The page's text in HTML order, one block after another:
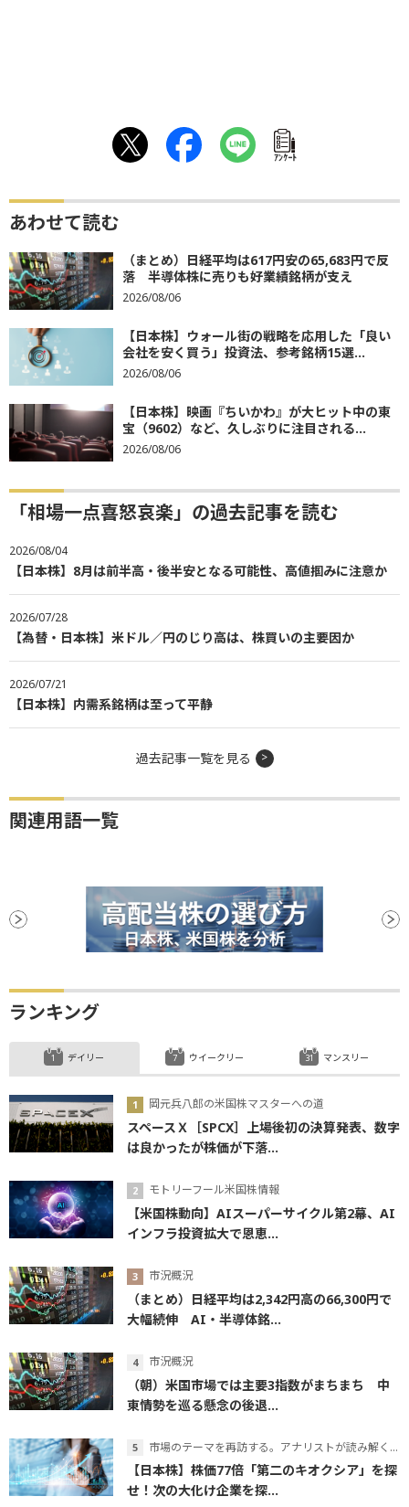
ｱﾝｹｰﾄ
あわせて読む
（まとめ）日経平均は617円安の65,683円で反
落 半導体株に売りも好業績銘柄が支え
2026/08/06
【日本株】ウォール街の戦略を応用した「良い
会社を安く買う」投資法、参考銘柄15選...
2026/08/06
【日本株】映画『ちいかわ』が大ヒット中の東
宝（9602）など、久しぶりに注目される...
2026/08/06
「相場一点喜怒哀楽」の過去記事を読む
2026/08/04
【日本株】8月は前半高・後半安となる可能性、高値掴みに注意か
2026/07/28
【為替・日本株】米ドル／円のじり高は、株買いの主要因か
2026/07/21
【日本株】内需系銘柄は至って平静
過去記事一覧を見る
関連用語一覧
ランキング
デイリー
岡元兵八郎の米国株マスターへの道
スペースＸ［SPCX］上場後初の決算発表、数字
は良かったが株価が下落...
モトリーフール米国株情報
【米国株動向】AIスーパーサイクル第2幕、AI
インフラ投資拡大で恩恵...
市況概況
（まとめ）日経平均は2,342円高の66,300円で
大幅続伸 AI・半導体銘...
市況概況
（朝）米国市場では主要3指数がまちまち 中
東情勢を巡る懸念の後退...
市場のテーマを再訪する。アナリストが読み解くテーマの本質
【日本株】株価77倍「第二のキオクシア」を探
せ！次の大化け企業を探...
ウイークリー マンスリー